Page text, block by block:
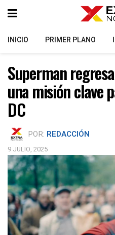
INICIO PRIMER PLANO
Superman
una misión clave
DC
POR: REDACCIÓN
9 JULIO, 2025